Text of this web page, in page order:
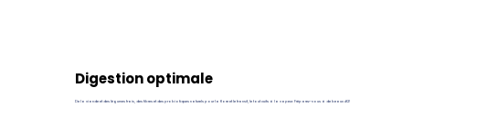
Digestion optimale
De la viande et des légumes frais, des fibres et des probiotiques naturels pour la flore et le transit, le tout cuits à la vapeur. Préparez-vous à de beaux #2!